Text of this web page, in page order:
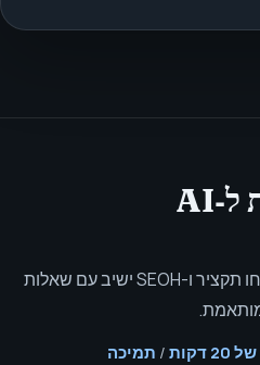
תבנית בדיקת נראות ל‑AI
מחירים בהצעת מחיר בלבד. שלחו תקציר ו-SEOH ישיב עם שאלות
/ תמיכה